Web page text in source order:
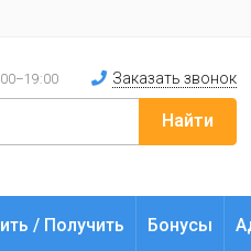
Заказать звонок
Найти
/ Получить Бонусы